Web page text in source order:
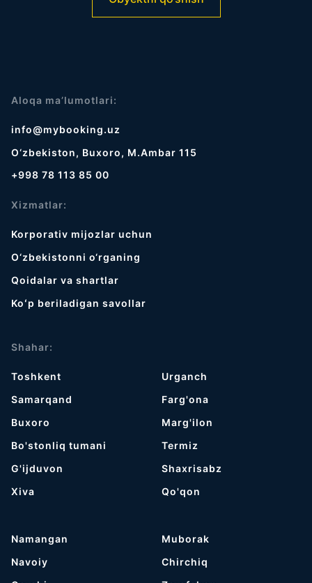
Aloqa ma’lumotlari:
info@mybooking.uz
O‘zbekiston, Buxoro, M.Ambar 115
+998 78 113 85 00
Xizmatlar:
Korporativ mijozlar uchun
O‘zbekistonni o‘rganing
Qoidalar va shartlar
Koʻp beriladigan savollar
Shahar:
Toshkent
Samarqand
Buxoro
Bo'stonliq tumani
G'ijduvon
Хiva
Urganch
Farg'ona
Marg'ilon
Termiz
Shaxrisabz
Qo'qon
Namangan
Navoiy
Muborak
Chirchiq